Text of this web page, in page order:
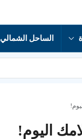
الساحل الشمالي
اليوم!